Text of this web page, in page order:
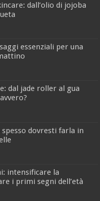
dall’olio di jojoba
essenziali per una
dal jade roller al gua
dovresti farla in
intensificare la
i primi segni dell’età